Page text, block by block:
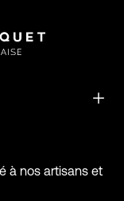
à nos artisans et